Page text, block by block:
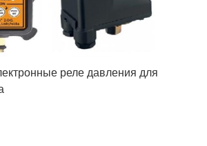
реле давления для